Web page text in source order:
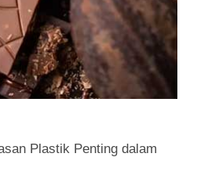
Plastik Penting dalam